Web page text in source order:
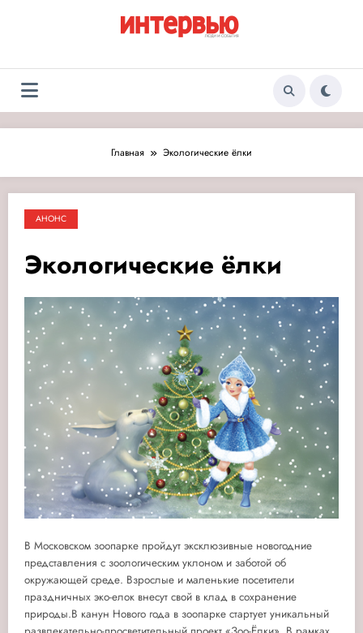
Журнал «Интервью:
Люди и события»
Люди и события
Главная Экологические ёлки
АНОНС
Экологические ёлки
В Московском зоопарке пройдут эксклюзивные новогодние
представления с зоологическим уклоном и заботой об
окружающей среде. Взрослые и маленькие посетители
праздничных эко-елок внесут свой в клад в сохранение
природы.В канун Нового года в зоопарке стартует уникальный